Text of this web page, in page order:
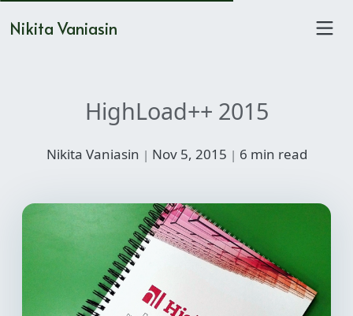
Nikita Vaniasin
HighLoad++ 2015
Nikita Vaniasin | Nov 5, 2015 | 6 min read